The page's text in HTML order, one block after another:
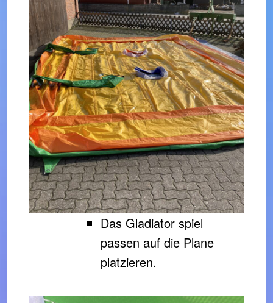
Das Gladiator spiel
passen auf die Plane
platzieren.